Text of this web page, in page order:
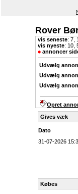
Rover
vis seneste: 7
vis nyeste: 10
annoncer
Udvælg
Udvælg
Udvælg
Opret
Gives væk
Dato
31-07-2026
Købes